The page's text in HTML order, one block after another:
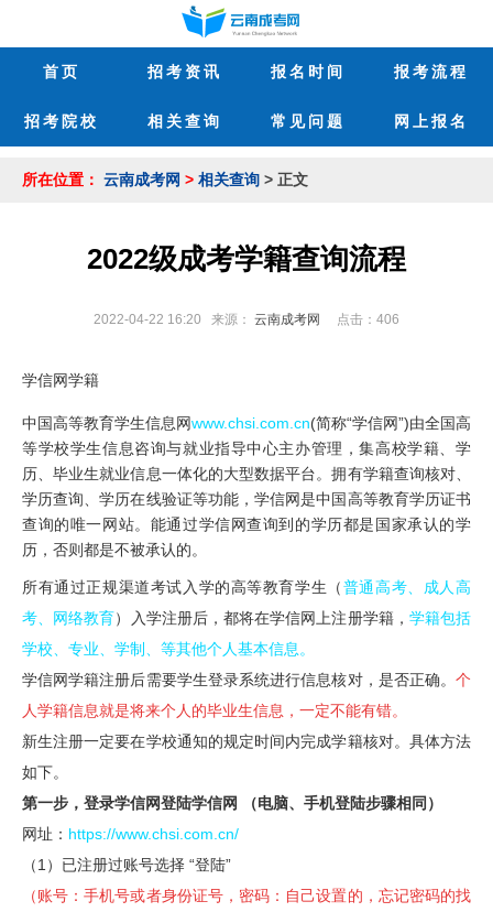
首页 招考资讯 报名时间 报考流程
招考院校 相关查询 常见问题 网上报名
所在位置： 云南成考网 > 相关查询 > 正文
2022级成考学籍查询流程
2022-04-22 16:20 来源： 云南成考网 点击： 406
者
云
南
成
考
学信网学籍
中国高等教育学生信息网www.chsi.com.cn(简称“学信网”)由全国高
等学校学生信息咨询与就业指导中心主办管理，集高校学籍、学
历、毕业生就业信息一体化的大型数据平台。拥有学籍查询核对、
学历查询、学历在线验证等功能，学信网是中国高等教育学历证书
查询的唯一网站。能通过学信网查询到的学历都是国家承认的学
历，否则都是不被承认的。
所有通过正规渠道考试入学的高等教育学生（普通高考、成人高
考、网络教育）入学注册后，都将在学信网上注册学籍， 学籍包括
学校、专业、学制、等其他个人基本信息。
学信网学籍注册后需要学生登录系统进行信息核对，是否正确。 个
人学籍信息就是将来个人的毕业生信息，一定不能有错。
新生注册一定要在学校通知的规定时间内完成学籍核对。具体方法
如下。
第一步，登录学信网登陆学信网 （电脑、手机登陆步骤相同）
网址： https://www.chsi.com.cn/
（1）已注册过账号选择 “登陆”
（账号：手机号或者身份证号，密码：自己设置的，忘记密码的找